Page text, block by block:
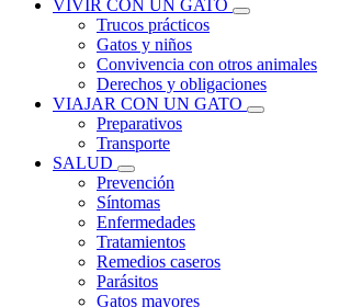
VIVIR CON UN GATO
Trucos prácticos
Gatos y niños
Convivencia con otros animales
Derechos y obligaciones
VIAJAR CON UN GATO
Preparativos
Transporte
SALUD
Prevención
Síntomas
Enfermedades
Tratamientos
Remedios caseros
Parásitos
Gatos mayores